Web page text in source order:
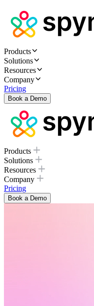
Products
Solutions
Resources
Company
Pricing
Book a Demo
Products
Solutions
Resources
Company
Pricing
Book a Demo